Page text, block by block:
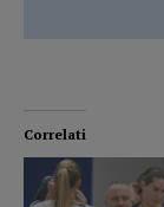
Correlati